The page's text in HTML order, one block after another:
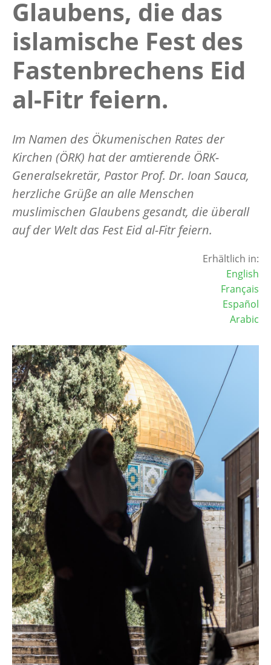
Glaubens, die das
islamische Fest des
Fastenbrechens Eid
al-Fitr feiern.
Im Namen des Ökumenischen Rates der
Kirchen (ÖRK) hat der amtierende ÖRK-
Generalsekretär, Pastor Prof. Dr. Ioan Sauca,
herzliche Grüße an alle Menschen
muslimischen Glaubens gesandt, die überall
auf der Welt das Fest Eid al-Fitr feiern.
Erhältlich in:
English
Français
Español
Arabic
Image